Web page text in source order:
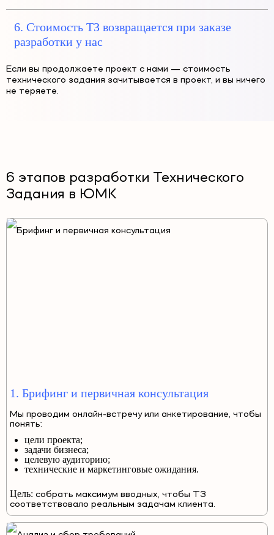
6. Стоимость ТЗ возвращается при заказе
разработки у нас
Если вы продолжаете проект с нами — стоимость
технического задания зачитывается в проект, и вы ничего
не теряете.
6 этапов разработки Технического
Задания в ЮМК
1. Брифинг и первичная консультация
Мы проводим онлайн-встречу или анкетирование, чтобы
понять:
цели проекта;
задачи бизнеса;
целевую аудиторию;
технические и маркетинговые ожидания.
Цель: собрать максимум вводных, чтобы ТЗ
соответствовало реальным задачам клиента.